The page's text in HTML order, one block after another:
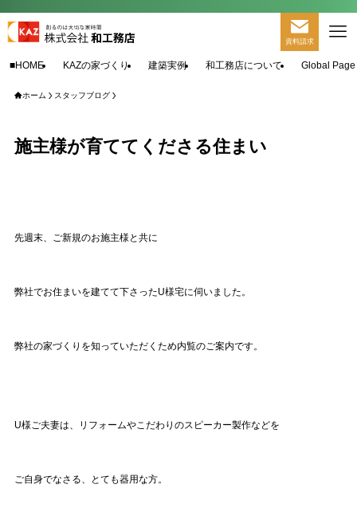
資料請求
■HOME KAZの家づくり 建築実例 和工務店について Global
ホーム スタッフブログ
施主様が育ててくださる住まい
先週末、ご新規のお施主様と共に
弊社でお住まいを建てて下さったU様宅に伺いました。
弊社の家づくりを知っていただくため内覧のご案内です。
U様ご夫妻は、リフォームやこだわりのスピーカー製作などを
ご自身でなさる、とても器用な方。